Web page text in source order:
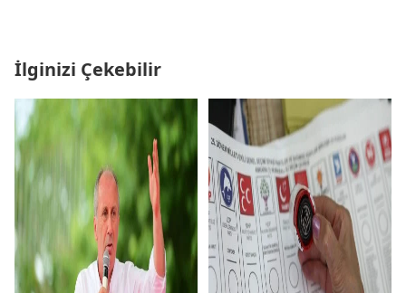
İlginizi Çekebilir